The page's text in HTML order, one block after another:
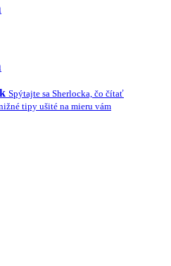
Spýtajte sa Sherlocka, čo čítať
tipy ušité na mieru vám